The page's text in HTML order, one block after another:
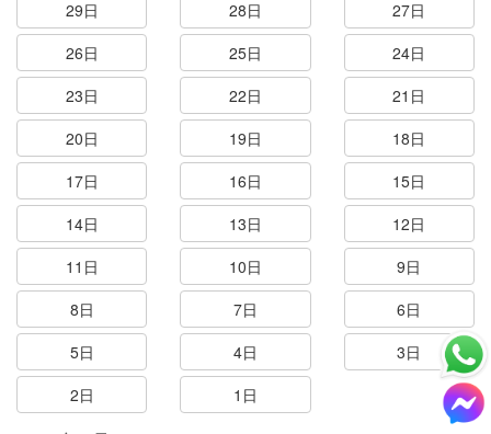
29日 28日
27日
26日
25日
24日
23日
22日
21日
20日
19日
18日
17日
16日
15日
14日
13日
12日
11日
10日
9日
8日
7日
6日
5日
4日
3日
2日
1日